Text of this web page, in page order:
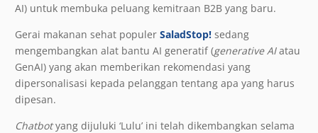
AI) untuk membuka peluang kemitraan B2B yang baru.
Gerai makanan sehat populer SaladStop! sedang
mengembangkan alat bantu AI generatif (generative AIatau
GenAI) yang akan memberikan rekomendasi yang
dipersonalisasi kepada pelanggan tentang apa yang harus
dipesan.
Chatbotyang dijuluki ‘Lulu’ ini telah dikembangkan selama